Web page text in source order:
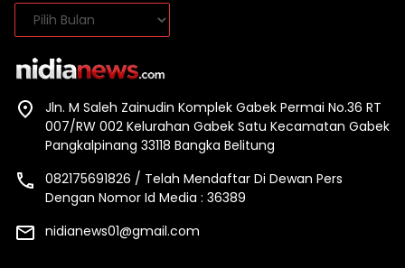
Arsip
Jln. M Saleh Zainudin Komplek Gabek Permai No.36 RT
007/RW 002 Kelurahan Gabek Satu Kecamatan Gabek
Pangkalpinang 33118 Bangka Belitung
082175691826 / Telah Mendaftar Di Dewan Pers
Dengan Nomor Id Media : 36389
nidianews01@gmail.com